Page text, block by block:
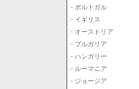
- ポルトガル
- イギリス
- オーストリア
- ブルガリア
- ハンガリー
- ルーマニア
- ジョージア